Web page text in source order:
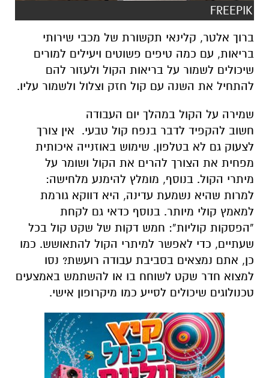
FREEPIK
ברוך אלטר, קלינאי תקשורת של מכבי שירותי
בריאות, עם כמה טיפים פשוטים ויעילים למורים
שיכולים לשמור על בריאות הקול ולעזור להם
להתחיל את השנה עם קול חזק וצלול ולשמור עליו.
שמירה על הקול במהלך יום העבודה
חשוב להקפיד לדבר בנפח קול טבעי. אין צורך
לצעוק גם לא בטלפון. שימוש באוזנייה איכותית
מפחית את הצורך להרים את הקול ושומר על
מיתרי הקול. בנוסף, מומלץ להימנע מלחישה:
למרות שהיא נשמעת עדינה, היא דווקא גורמת
למאמץ קולי מיותר. בנוסף כדאי גם לקחת
“הפסקות קוליות”: חמש דקות של שקט קול בכל
שעתיים, כדי לאפשר למיתרי הקול להתאושש. כמו
כן, אתם נמצאים בסביבת עבודה רועשת? נסו
למצוא חדר שקט לשוחח בו או להשתמש באמצעים
טכנולוגים שיכולים לסייע כמו מיקרופון אישי.